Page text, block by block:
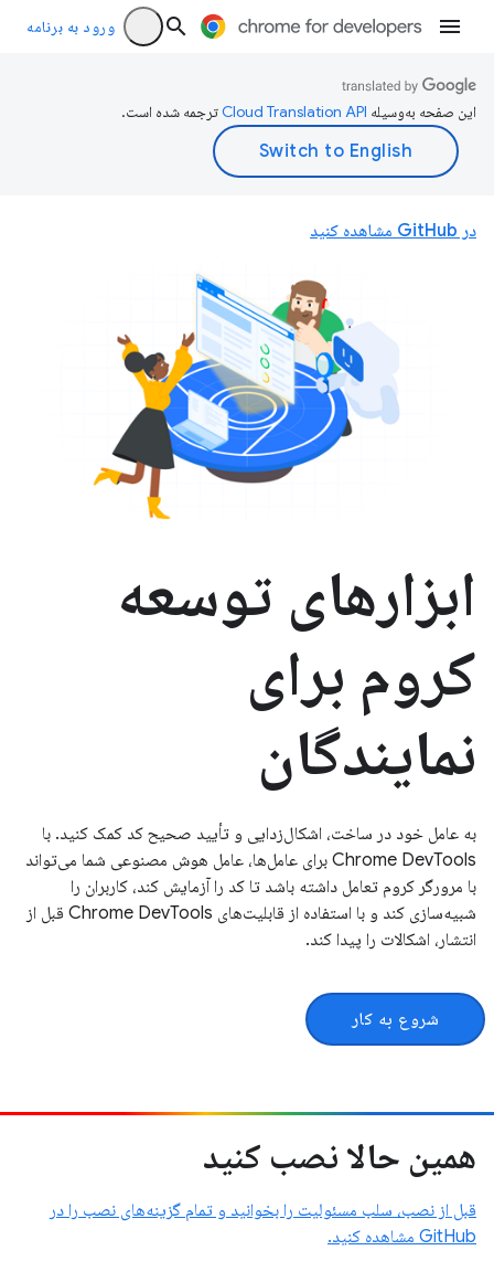
ورود به برنامه
این صفحه به‌وسیله ترجمه شده است.
ابزارهای توسعه
کروم برای
نمایندگان
به عامل خود در ساخت، اشکال‌زدایی و تأیید صحیح کد کمک کنید. با
Chrome DevTools برای عامل‌ها، عامل هوش مصنوعی شما می‌تواند
با مرورگر کروم تعامل داشته باشد تا کد را آزمایش کند، کاربران را
شبیه‌سازی کند و با استفاده از قابلیت‌های Chrome DevTools قبل از
انتشار، اشکالات را پیدا کند.
شروع به کار
در GitHub مشاهده کنید
همین حالا نصب کنید
قبل از نصب، سلب مسئولیت را بخوانید و تمام گزینه‌های نصب را در
GitHub مشاهده کنید.